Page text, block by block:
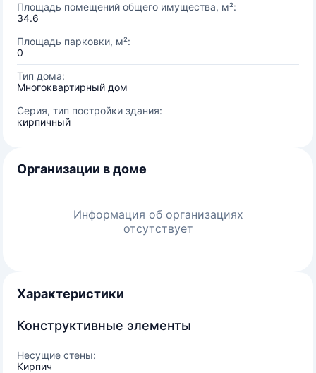
Площадь помещений общего имущества, м²:
34.6
Площадь парковки, м²:
0
Тип дома:
Многоквартирный дом
Серия, тип постройки здания:
кирпичный
Организации в доме
Информация об организациях
отсутствует
Характеристики
Конструктивные элементы
Несущие стены:
Кирпич